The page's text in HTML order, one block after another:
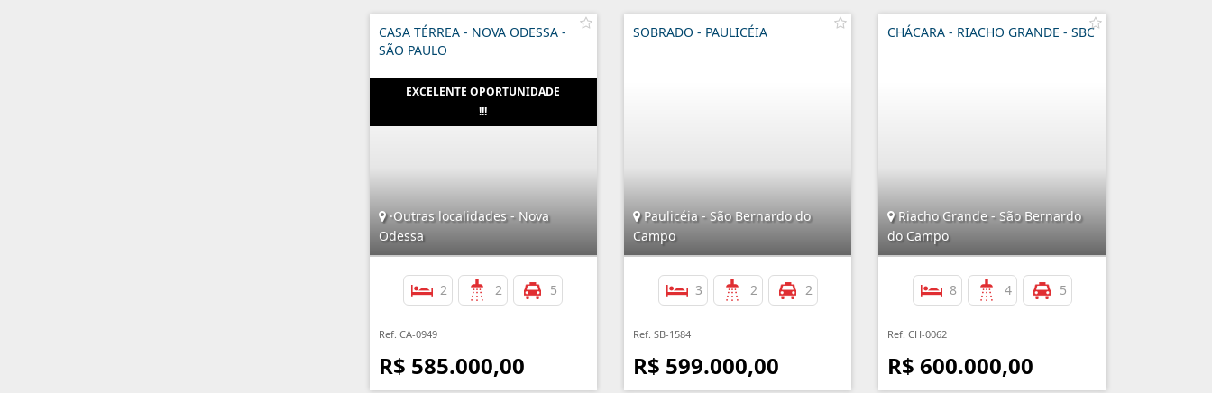
CASA TÉRREA - NOVA ODESSA -
SÃO PAULO
·Outras localidades - Nova
Odessa
2 2 5
Ref. CA-0949
R$ 585.000,00
SOBRADO - PAULICÉIA
Paulicéia - São Bernardo do
Campo
3 2 2
Ref. SB-1584
R$ 599.000,00
CHÁCARA - RIACHO GRANDE - SBC
Riacho Grande - São Bernardo
do Campo
8 4 5
Ref. CH-0062
R$ 600.000,00